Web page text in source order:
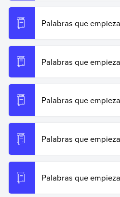
Palabras que
Palabras que
Palabras que
Palabras que
Palabras que